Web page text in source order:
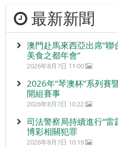
最新新聞
澳門赴馬來西亞出席“
美食之都年會”
2026年8月7日 11:00
2026年“琴澳杯”系列賽
開組賽事
2026年8月7日 10:22
司法警察局持續進行“
博彩相關犯罪
2026年8月7日 10:19